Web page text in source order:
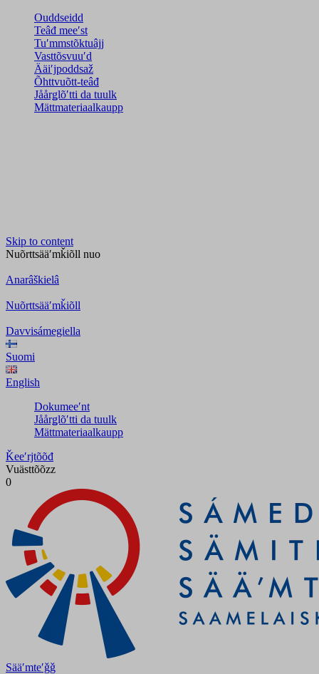
Ouddseidd
Teâđ meeʹst
Tuʹmmstõktuâjj
Vasttõsvuuʹd
Ääiʹjpoddsaž
Õhttvuõtt-teâđ
Jåårǥlõʹtti da tuulk
Mättmateriaalkaupp
Skip to content
Nuõrttsääʹmǩiõll nuo
Anarâškielâ
Nuõrttsääʹmǩiõll
Davvisámegiella
Suomi
English
Dokumeeʹnt
Jåårǥlõʹtti da tuulk
Mättmateriaalkaupp
Ǩeeʹrjtõõđ
Vuästtõõzz
0
Sääʹmteʹǧǧ